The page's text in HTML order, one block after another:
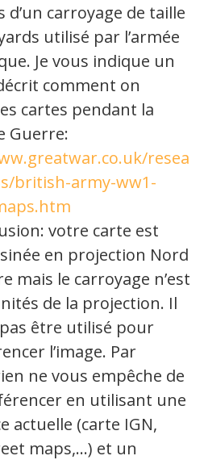
d’un carroyage de taille
utilisé par l’armée
Je vous indique un
comment on
cartes pendant la
Guerre:
resea
british-army-ww1-
votre carte est
en projection Nord
mais le carroyage n’est
de la projection. Il
être utilisé pour
l’image. Par
ne vous empêche de
en utilisant une
actuelle (carte IGN,
maps,…) et un